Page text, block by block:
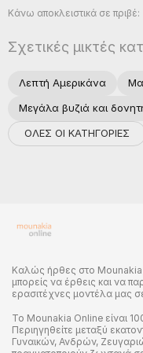
Κάνω αποκλειστικά σε πριβέ:
Σχετικές μικτές
Λεπτή Αμερικάνα
Μεγάλα βυζιά και
ΟΛΕΣ ΟΙ ΚΑΤΗΓΟΡΙΕΣ
Καλώς ήρθες στο Mounakia
μπορείς να έρθεις και να
ερασιτέχνες μοντέλα μας
Το Mounakia Online είναι
Περιηγηθείτε μεταξύ
Γυναικών, Ανδρών,